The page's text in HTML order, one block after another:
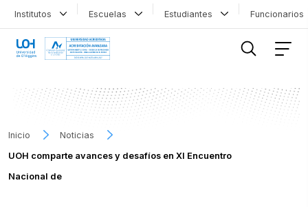
Institutos Escuelas Estudiantes
Inicio
Noticias
UOH comparte avances y desafíos en XI Encuentro
Nacional de